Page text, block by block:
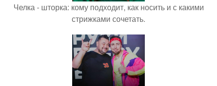
Челка - шторка: кому подходит, как носить и с какими
стрижками сочетать.